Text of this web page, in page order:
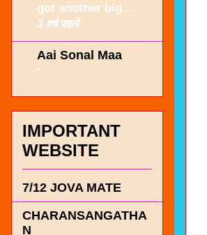
got another big...
3 वर्ष पहले
Aai Sonal Maa
-
IMPORTANT
WEBSITE
7/12 JOVA MATE
CHARANSANGATHA
N